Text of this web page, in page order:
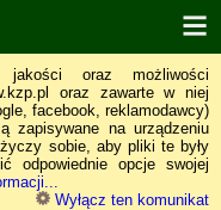
oraz możliwości
oraz zawarte w niej
facebook, reklamodawcy)
zapisywane na urządzeniu
sobie, aby pliki te były
odpowiednie opcje swojej
Wyłącz ten komunikat